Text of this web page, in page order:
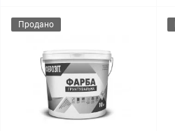
Продано